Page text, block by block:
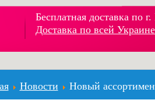
Бесплатная доставка по
Доставка по всей
Новости Новый